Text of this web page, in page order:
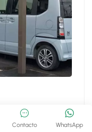
impacto de las
verde: descubre
que la
en nuestras
en una solución
y el uso eficiente
WhatsApp
Contacto